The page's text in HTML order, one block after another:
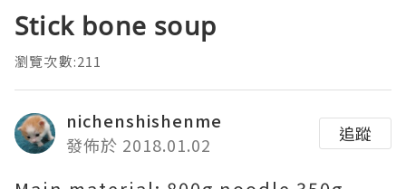
Stick bone soup
瀏覽次數:211
nichenshishenme
發佈於 2018.01.02
追蹤